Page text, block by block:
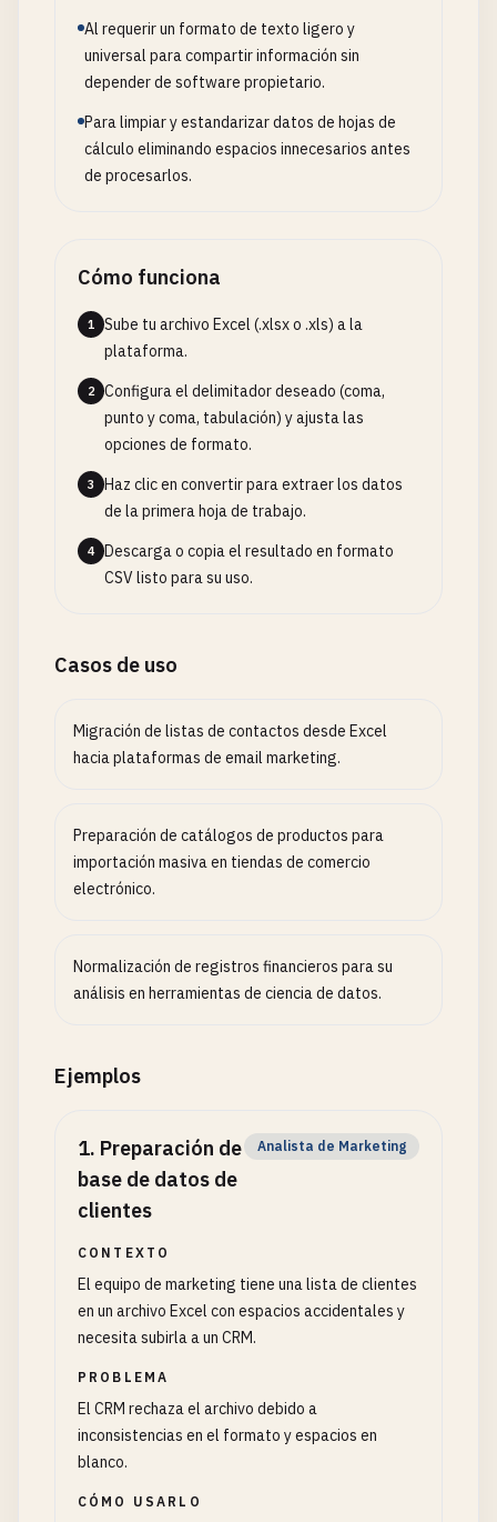
Al requerir un formato de texto ligero y
universal para compartir información sin
depender de software propietario.
Para limpiar y estandarizar datos de hojas de
cálculo eliminando espacios innecesarios antes
de procesarlos.
Cómo funciona
1
Sube tu archivo Excel (.xlsx o .xls) a la
plataforma.
2
Configura el delimitador deseado (coma,
punto y coma, tabulación) y ajusta las
opciones de formato.
3
Haz clic en convertir para extraer los datos
de la primera hoja de trabajo.
4
Descarga o copia el resultado en formato
CSV listo para su uso.
Casos de uso
Migración de listas de contactos desde Excel
hacia plataformas de email marketing.
Preparación de catálogos de productos para
importación masiva en tiendas de comercio
electrónico.
Normalización de registros financieros para su
análisis en herramientas de ciencia de datos.
Ejemplos
1. Preparación de
base de datos de
clientes
Analista de Marketing
CONTEXTO
El equipo de marketing tiene una lista de clientes
en un archivo Excel con espacios accidentales y
necesita subirla a un CRM.
PROBLEMA
El CRM rechaza el archivo debido a
inconsistencias en el formato y espacios en
blanco.
CÓMO USARLO